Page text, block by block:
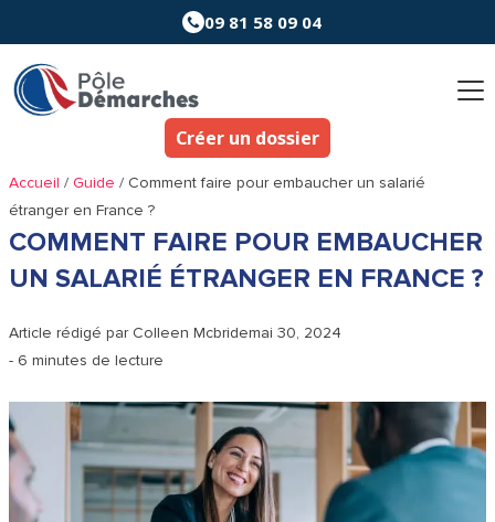
au
contenu
09 81 58 09 04
Créer un dossier
Accueil /Guide / Comment faire pour embaucher un salarié
étranger en France ?
COMMENT FAIRE POUR EMBAUCHER
UN SALARIÉ ÉTRANGER EN FRANCE ?
Article rédigé par Colleen Mcbridemai 30, 2024
- 6 minutes de lecture